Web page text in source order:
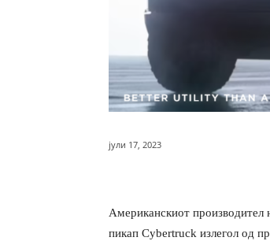
јули 17, 2023
Американскиот
пикап Cybertruck излегол од